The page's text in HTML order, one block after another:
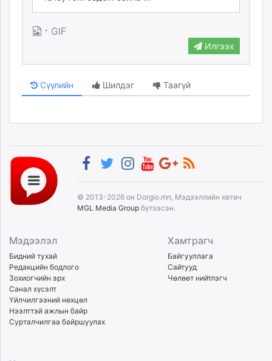
· GIF
Илгээх
Сүүлийн Шилдэг Таагүй
© 2013-2026 он Dorgio.mn, Мэдээллийн хөтөч
MGL Media Group бүтээсэн.
Мэдээлэл
Бидний тухай
Редакцийн бодлого
Зохиогчийн эрх
Санал хүсэлт
Үйлчилгээний нөхцөл
Нээлттэй ажлын байр
Сурталчилгаа байршуулах
Хамтрагч
Байгууллага
Сайтууд
Чөлөөт нийтлэгч